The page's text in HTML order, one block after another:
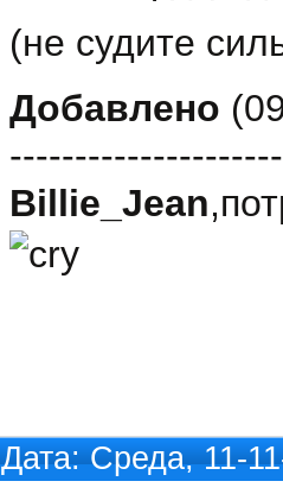
(не судите
Добавлено
Billie_Jean
Дата: Среда, 11-